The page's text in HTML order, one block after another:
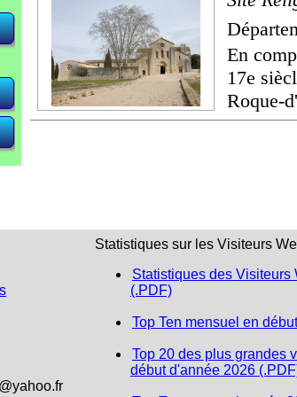
En
17e
Roque-
Statistiques sur les Visiteurs
Statistiques des Visiteurs
(.PDF)
Top Ten mensuel en
Top 20 des plus grandes
début d'année 2026